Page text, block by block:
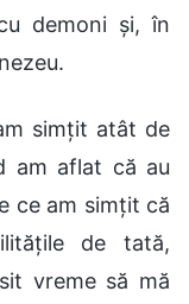
demoni și, în
simțit atât de
am aflat că au
ce am simțit că
de tată,
vreme să mă